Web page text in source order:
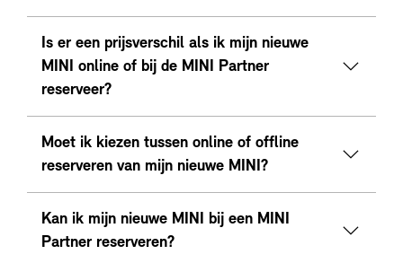
Is er een prijsverschil als ik mijn nieuwe
MINI online of bij de MINI Partner
reserveer?
Moet ik kiezen tussen online of offline
reserveren van mijn nieuwe MINI?
Kan ik mijn nieuwe MINI bij een MINI
Partner reserveren?